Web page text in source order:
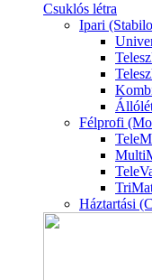
Csuklós létra
Ipari
Félprofi
Háztartási